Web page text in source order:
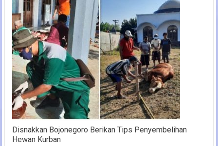
Disnakkan Bojonegoro Berikan Tips Penyembelihan
Hewan Kurban